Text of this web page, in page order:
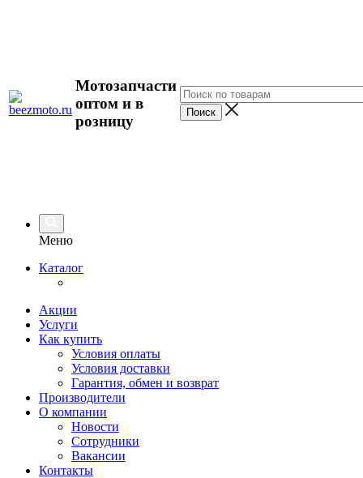
Мотозапчасти
оптом и в
розницу
Меню
Каталог
Акции
Услуги
Как купить
Условия оплаты
Условия доставки
Гарантия, обмен и возврат
Производители
О компании
Новости
Сотрудники
Вакансии
Контакты